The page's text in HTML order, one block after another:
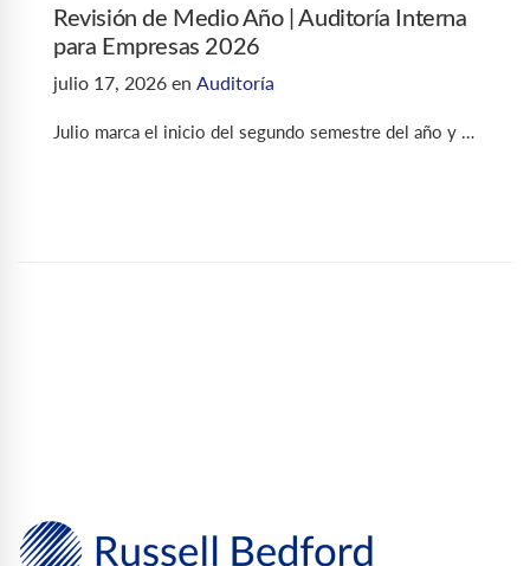
Revisión de Medio Año | Auditoría Interna
para Empresas 2026
julio 17, 2026 en Auditoría
Julio marca el inicio del segundo semestre del año y …